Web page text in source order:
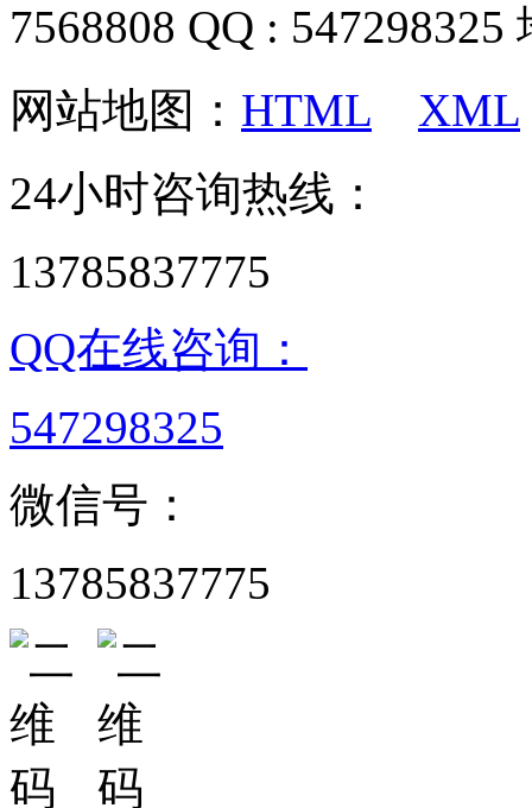
7568808 QQ :
网站地图： HTML
XML
24小时咨询热线：
13785837775
QQ在线咨询：
547298325
微信号：
13785837775